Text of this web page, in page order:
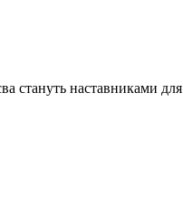
наставниками для